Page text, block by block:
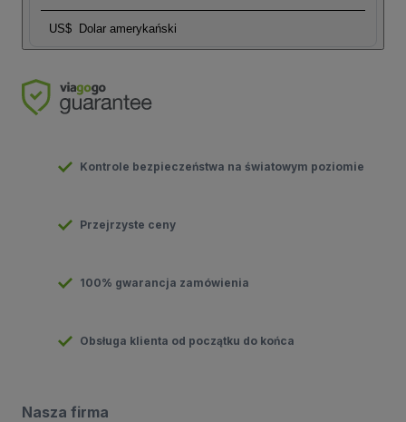
US$ Dolar amerykański
Kontrole bezpieczeństwa na światowym poziomie
Przejrzyste ceny
100% gwarancja zamówienia
Obsługa klienta od początku do końca
Nasza firma